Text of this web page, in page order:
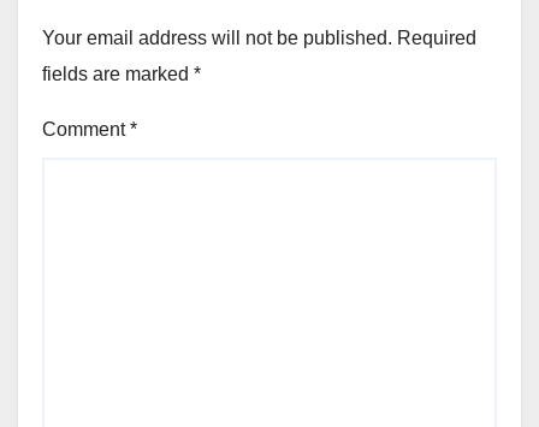
Your email address will not be published. Required
fields are marked *
Comment*